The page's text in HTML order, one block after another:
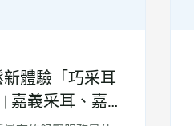
體驗「巧采耳
嘉義采耳、嘉